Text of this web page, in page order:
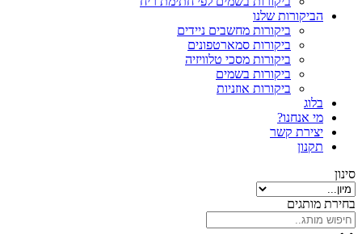
הביקורות שלנו
ביקורות מחשבים ניידים
ביקורות סמארטפונים
ביקורות מסכי טלוויזיה
ביקורות בשמים
ביקורות אוזניות
בלוג
מי אנחנו?
יצירת קשר
תקנון
סינון
בחירת מותגים